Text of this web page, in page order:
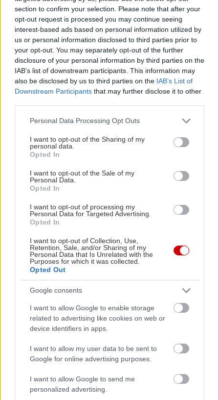
section to confirm your selection. Please note that after your
opt-out request is processed you may continue seeing
interest-based ads based on personal information utilized by
us or personal information disclosed to third parties prior to
your opt-out. You may separately opt-out of the further
disclosure of your personal information by third parties on the
IAB’s list of downstream participants. This information may
also be disclosed by us to third parties on the IAB’s List of
Downstream Participants that may further disclose it to other
Please note that this website/app uses one or more Google
not limited to your visit or usage behaviour. You may click to
grant or deny consent to Google and its third-party tags to
use your data for below specified purposes in below Google
consent section.
Personal Data Processing Opt Outs
I want to opt-out of the Sharing of my
personal data.
Opted In
I want to opt-out of the Sale of my
Personal Data.
Opted In
I want to opt-out of processing my
Personal Data for Targeted Advertising.
Opted In
I want to opt-out of Collection, Use,
Retention, Sale, and/or Sharing of my
Personal Data that Is Unrelated with the
Purposes for which it was collected.
Opted Out
Google consents
I want to allow Google to enable storage
related to advertising like cookies on web or
device identifiers in apps.
I want to allow my user data to be sent to
Google for online advertising purposes.
I want to allow Google to send me
personalized advertising.
Οι Πανελλαδικές των ΕΠΑΛ δεν είναι ούτε το
εύκολο μονοπάτι, ούτε ένας δρόμος χωρίς
διέξοδο, αλλά μια τρομερή ευκαιρία να
συνδυάσεις την πρακτική γνώση με την
ακαδημαϊκή εξέλιξη.
Κλείσε τα αυτιά σου στους μύθους, φτιάξε ένα
συμμάχους στην προετοιμασία σου,
συγκεντρώσου στον στόχο σου και να είσαι
σίγουρος/η ότι τον Οκτώβριο θα κρατάς το πάσο
επιτυχία και πίστεψε στον εαυτό σου!